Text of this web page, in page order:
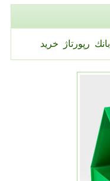
بانك رپورتاژ خرید